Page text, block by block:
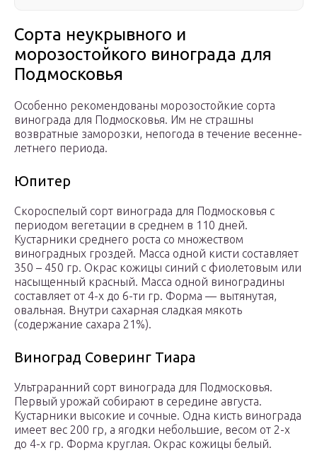
Сорта неукрывного и
морозостойкого винограда для
Подмосковья
Особенно рекомендованы морозостойкие сорта
винограда для Подмосковья. Им не страшны
возвратные заморозки, непогода в течение весенне-
летнего периода.
Юпитер
Скороспелый сорт винограда для Подмосковья с
периодом вегетации в среднем в 110 дней.
Кустарники среднего роста со множеством
виноградных гроздей. Масса одной кисти составляет
350 – 450 гр. Окрас кожицы синий с фиолетовым или
насыщенный красный. Масса одной виноградины
составляет от 4-х до 6-ти гр. Форма — вытянутая,
овальная. Внутри сахарная сладкая мякоть
(содержание сахара 21%).
Виноград Соверинг Тиара
Ультраранний сорт винограда для Подмосковья.
Первый урожай собирают в середине августа.
Кустарники высокие и сочные. Одна кисть винограда
имеет вес 200 гр, а ягодки небольшие, весом от 2-х
до 4-х гр. Форма круглая. Окрас кожицы белый.